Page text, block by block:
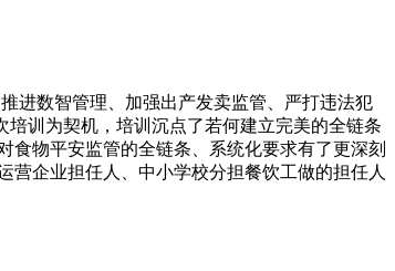
进数智管理、加强出产发卖监管、严打违法犯
训为契机，培训沉点了若何建立完美的全链条
物平安监管的全链条、系统化要求有了更深刻
营企业担任人、中小学校分担餐饮工做的担任人